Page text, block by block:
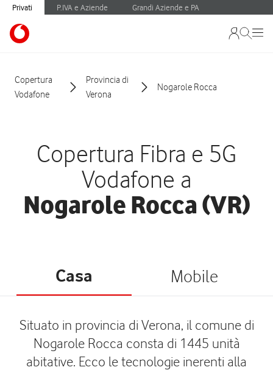
Privati P.IVA e Aziende Grandi Aziende e PA
Copertura
Vodafone
Provincia di
Verona
Nogarole Rocca
Copertura Fibra e 5G
Vodafone a
Nogarole Rocca (VR)
Casa Mobile
Situato in provincia di Verona, il comune di
Nogarole Rocca consta di 1445 unità
abitative. Ecco le tecnologie inerenti alla